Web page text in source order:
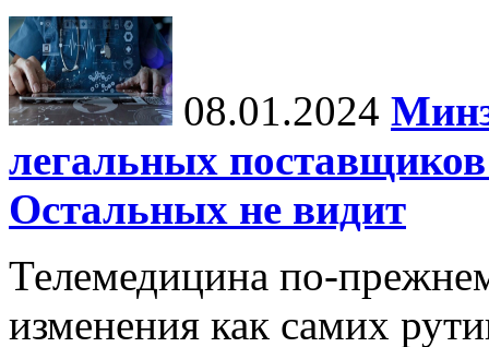
08.01.2024
легальных
Остальных не видит
Телемедицина по-
изменения как самих